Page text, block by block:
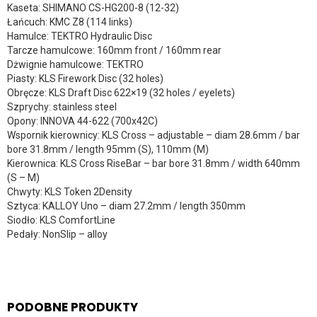
Kaseta: SHIMANO CS-HG200-8 (12-32)
Łańcuch: KMC Z8 (114 links)
Hamulce: TEKTRO Hydraulic Disc
Tarcze hamulcowe: 160mm front / 160mm rear
Dżwignie hamulcowe: TEKTRO
Piasty: KLS Firework Disc (32 holes)
Obręcze: KLS Draft Disc 622×19 (32 holes / eyelets)
Szprychy: stainless steel
Opony: INNOVA 44-622 (700x42C)
Wspornik kierownicy: KLS Cross – adjustable – diam 28.6mm / bar
bore 31.8mm / length 95mm (S), 110mm (M)
Kierownica: KLS Cross RiseBar – bar bore 31.8mm / width 640mm
(S – M)
Chwyty: KLS Token 2Density
Sztyca: KALLOY Uno – diam 27.2mm / length 350mm
Siodło: KLS ComfortLine
Pedały: NonSlip – alloy
PODOBNE PRODUKTY